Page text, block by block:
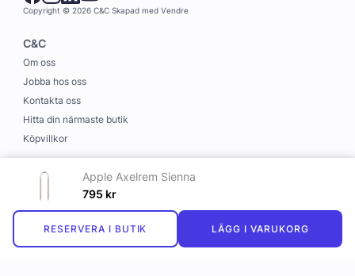
Apple Axelrem Sienna
795 kr
RESERVERA I BUTIK LÄGG I VARUKORG
Copyright © 2026 C&C Skapad med Vendre
C&C
Om oss
Jobba hos oss
Kontakta oss
Hitta din närmaste butik
Köpvillkor
Information
Leverans och betalning
Cookies
Personuppgiftspolicy